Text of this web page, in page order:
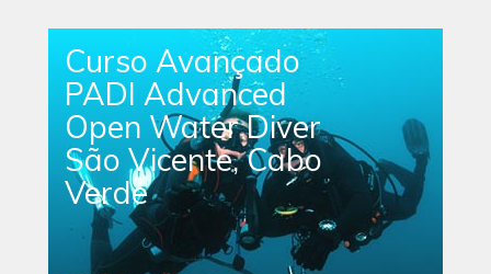
Curso Avançado
PADI Advanced
Open Water Diver
São Vicente, Cabo
Verde